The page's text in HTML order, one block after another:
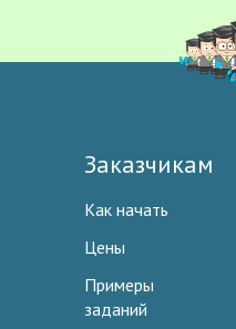
Заказчикам
Как начать
Цены
Примеры
заданий